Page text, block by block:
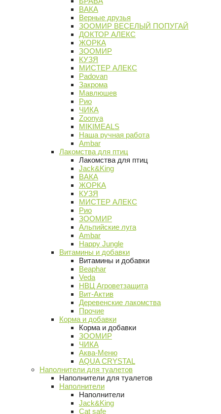
ВАКА
Верные друзья
ЗООМИР ВЕСЕЛЫЙ ПОПУГАЙ
ДОКТОР АЛЕКС
ЖОРКА
ЗООМИР
КУЗЯ
МИСТЕР АЛЕКС
Padovan
Закрома
Мавлюшев
Рио
ЧИКА
Zoonya
MIKIMEALS
Наша ручная работа
Ambar
Лакомства для птиц
Лакомства для птиц
Jack&King
ВАКА
ЖОРКА
КУЗЯ
МИСТЕР АЛЕКС
Рио
ЗООМИР
Альпийские луга
Ambar
Happy Jungle
Витамины и добавки
Витамины и добавки
Beaphar
Veda
НВЦ Агроветзащита
Вит-Актив
Деревенские лакомства
Прочие
Корма и добавки
Корма и добавки
ЗООМИР
ЧИКА
Аква-Меню
AQUA CRYSTAL
Наполнители для туалетов
Наполнители для туалетов
Наполнители
Наполнители
Jack&King
Cat safe